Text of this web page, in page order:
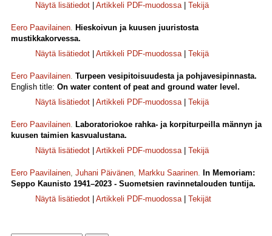
Näytä lisätiedot
Artikkeli PDF-muodossa| Tekijä
Eero Paavilainen. Hieskoivun ja kuusen juuristosta
mustikkakorvessa.
Näytä lisätiedot
Artikkeli PDF-muodossa| Tekijä
Eero Paavilainen. Turpeen vesipitoisuudesta ja pohjavesipinnasta.
English title: On water content of peat and ground water level.
Näytä lisätiedot
Artikkeli PDF-muodossa| Tekijä
Eero Paavilainen. Laboratoriokoe rahka- ja korpiturpeilla männyn ja
kuusen taimien kasvualustana.
Näytä lisätiedot
Artikkeli PDF-muodossa| Tekijä
Eero Paavilainen, Juhani Päivänen, Markku Saarinen. In Memoriam:
Seppo Kaunisto 1941–2023 - Suometsien ravinnetalouden tuntija.
Näytä lisätiedot
Artikkeli PDF-muodossa| Tekijät